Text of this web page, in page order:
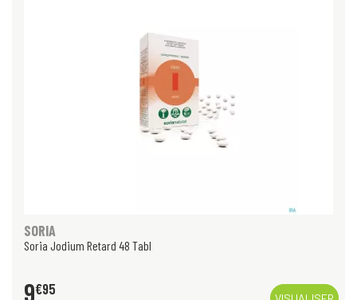
SORIA
Soria Jodium Retard 48 Tabl
9€95